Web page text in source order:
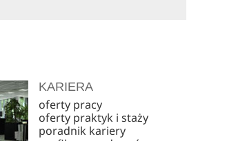
KARIERA
oferty pracy
oferty praktyk i staży
poradnik kariery